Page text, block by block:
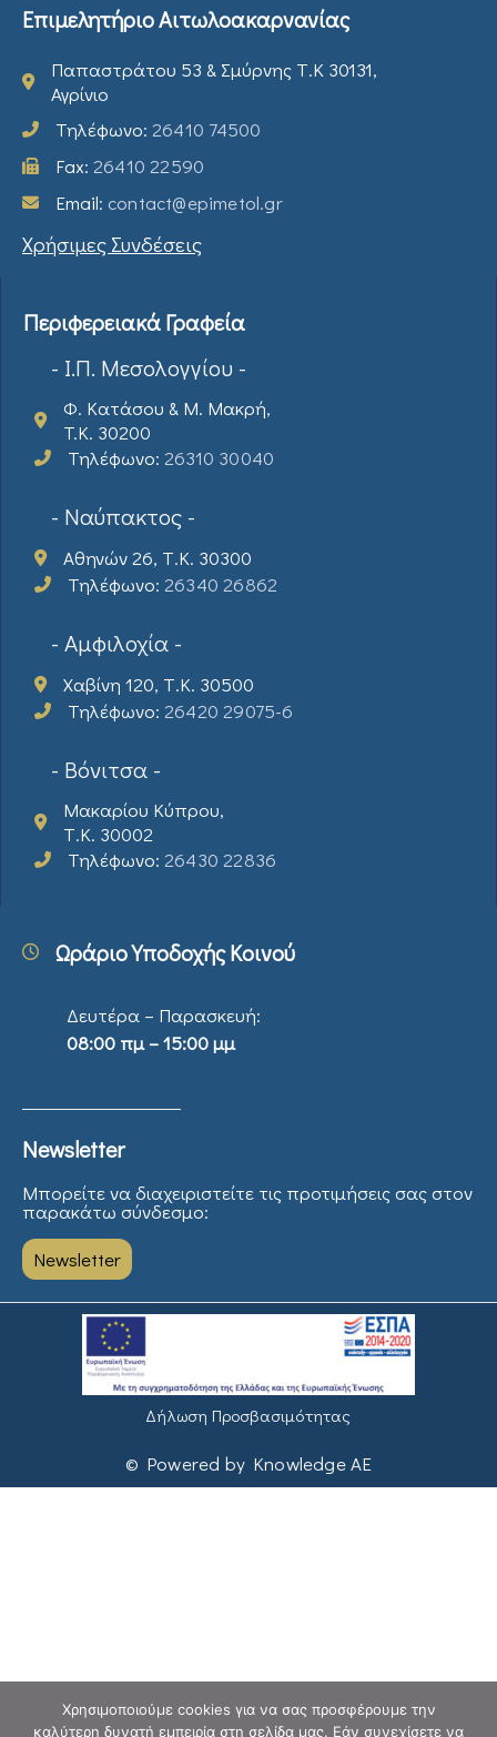
Επιμελητήριο Αιτωλοακαρνανίας
Παπαστράτου 53 & Σμύρνης Τ.Κ 30131,
Αγρίνιο
Τηλέφωνο: 26410 74500
Fax: 26410 22590
Email: contact@epimetol.gr
Χρήσιμες Συνδέσεις
Περιφερειακά Γραφεία
- Ι.Π. Μεσολογγίου -
Φ. Κατάσου & Μ. Μακρή,
T.K. 30200
Τηλέφωνο: 26310 30040
- Ναύπακτος -
Αθηνών 26, Τ.Κ. 30300
Τηλέφωνο: 26340 26862
- Αμφιλοχία -
Χαβίνη 120, Τ.Κ. 30500
Τηλέφωνο: 26420 29075-6
- Βόνιτσα -
Μακαρίου Κύπρου,
Τ.Κ. 30002
Τηλέφωνο: 26430 22836
Ωράριο Υποδοχής Κοινού
Δευτέρα – Παρασκευή:
08:00 πμ – 15:00 μμ
Newsletter
Μπορείτε να διαχειριστείτε τις προτιμήσεις σας στον
παρακάτω σύνδεσμο:
Newsletter
Δήλωση Προσβασιμότητας
© Powered by Knowledge AE
Χρησιμοποιούμε cookies για να σας προσφέρουμε την
καλύτερη δυνατή εμπειρία στη σελίδα μας. Εάν συνεχίσετε να